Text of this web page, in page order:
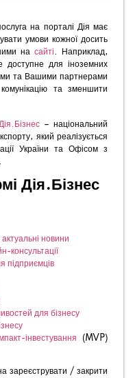
на порталі Дія має
умови кожної досить
насайті. Наприклад,
доступне для іноземних
та Вашими партнерами
та зменшити
Дія.Бізнес– національний
який реалізується
України та Офісом з
Дія.Бізнес
актуальні новини
консультації
підприємців
для бізнесу
інвестування (MVP)
зареєструвати / закрити